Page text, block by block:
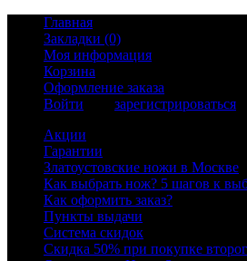
Главная
Закладки (0)
Моя информация
Корзина
Оформление заказа
Войти
зарегистрироваться
Акции
Гарантии
Златоустовские ножи в Москве
Как выбрать нож? 5 шагов к
Как оформить заказ?
Пункты выдачи
Система скидок
Скидка 50% при покупке